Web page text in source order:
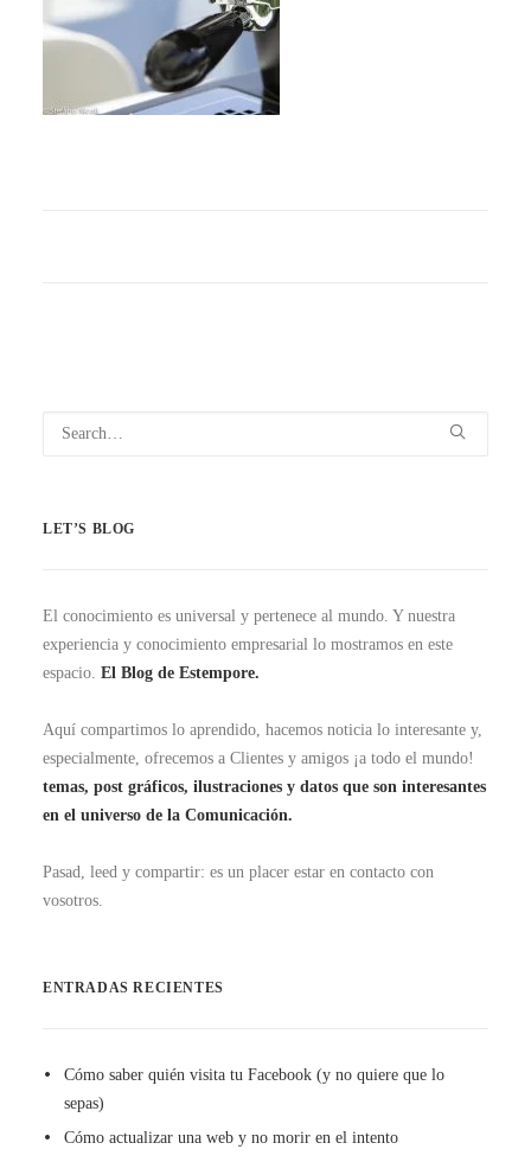
LET’S BLOG
El conocimiento es universal y pertenece al mundo. Y nuestra
experiencia y conocimiento empresarial lo mostramos en este
espacio. El Blog de Estempore.
Aquí compartimos lo aprendido, hacemos noticia lo interesante y,
especialmente, ofrecemos a Clientes y amigos ¡a todo el mundo!
temas, post gráficos, ilustraciones y datos que son interesantes
en el universo de la Comunicación.
Pasad, leed y compartir: es un placer estar en contacto con
vosotros.
ENTRADAS RECIENTES
Cómo saber quién visita tu Facebook (y no quiere que lo
sepas)
Cómo actualizar una web y no morir en el intento